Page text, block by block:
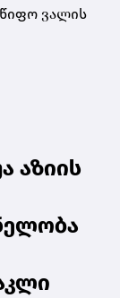
ვალის
აზიის